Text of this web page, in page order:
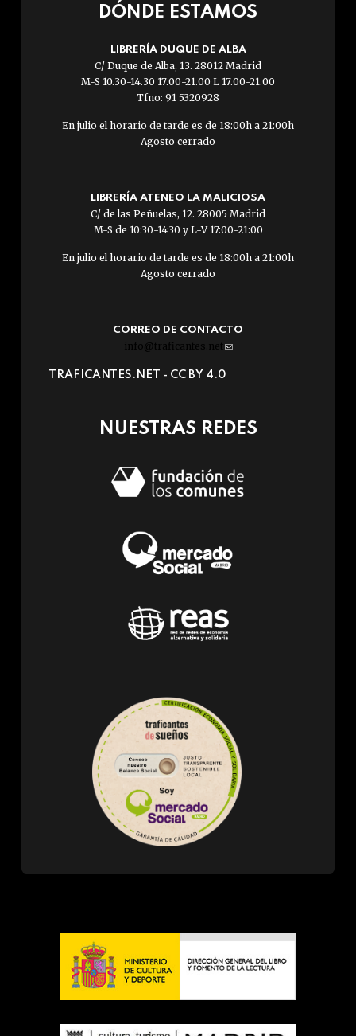
DÓNDE ESTAMOS
LIBRERÍA DUQUE DE ALBA
C/ Duque de Alba, 13. 28012 Madrid
M-S 10.30-14.30 17.00-21.00 L 17.00-21.00
Tfno: 91 5320928
En julio el horario de tarde es de 18:00h a 21:00h
Agosto cerrado
LIBRERÍA ATENEO LA MALICIOSA
C/ de las Peñuelas, 12. 28005 Madrid
M-S de 10:30-14:30 y L-V 17:00-21:00
En julio el horario de tarde es de 18:00h a 21:00h
Agosto cerrado
CORREO DE CONTACTO
info@traficantes.net (link
e-
TRAFICANTES.NET - CC BY 4.0
NUESTRAS REDES